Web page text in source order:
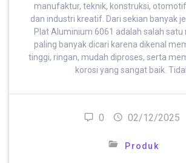
manufaktur, teknik, konstruksi,
dan industri kreatif. Dari sekian banyak
Plat Aluminium 6061 adalah salah satu
paling banyak dicari karena dikenal
tinggi, ringan, mudah diproses, serta
korosi yang sangat baik.
0 02/12/2025
Produk